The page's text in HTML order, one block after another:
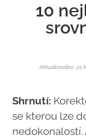
10
Aktualizováno: 25
Shrnutí:
se kterou lze
nedokonalostí.